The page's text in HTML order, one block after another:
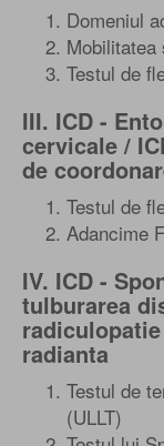
Domeniul
Testul de
III. ICD -
cervicale /
de
Testul de
Adancime
IV. ICD -
tulburarea
radianta
Testul de
(ULLT)